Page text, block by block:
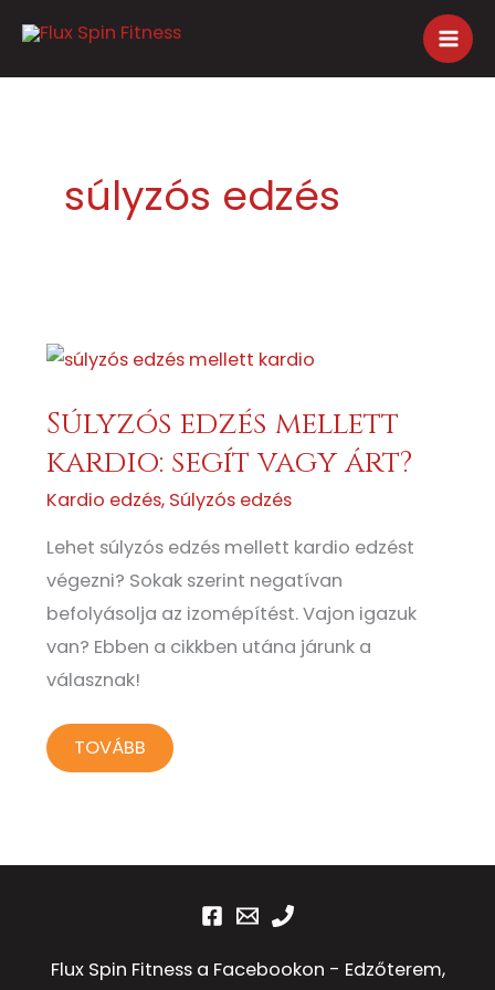
content
súlyzós edzés
Súlyzós edzés mellett
kardio: segít vagy árt?
Kardio edzés, Súlyzós edzés
Lehet súlyzós edzés mellett kardio edzést
végezni? Sokak szerint negatívan
befolyásolja az izomépítést. Vajon igazuk
van? Ebben a cikkben utána járunk a
válasznak!
Súlyzós
edzés
kardio:
segít
vagy
árt?
TOVÁBB
Flux Spin Fitness a Facebookon - Edzőterem,